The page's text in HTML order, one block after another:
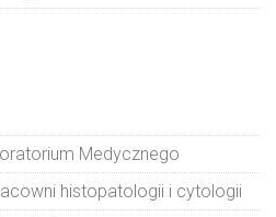
Medycznego
histopatologii i cytologii